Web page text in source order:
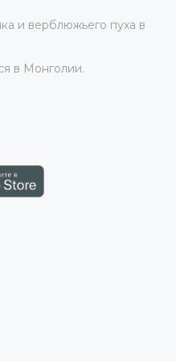
и верблюжьего пуха в
в Монголии.